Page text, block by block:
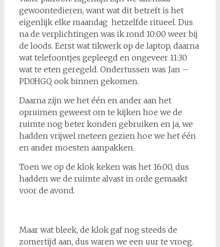
gewoontedieren, want wat dit betreft is het
eigenlijk elke maandag hetzelfde ritueel. Dus
na de verplichtingen was ik rond 10:00 weer bij
de loods. Eerst wat tikwerk op de laptop, daarna
wat telefoontjes gepleegd en ongeveer 11:30
wat te eten geregeld. Ondertussen was Jan –
PD0HGQ ook binnen gekomen.
Daarna zijn we het één en ander aan het
opruimen geweest om te kijken hoe we de
ruimte nog beter konden gebruiken en ja, we
hadden vrijwel meteen gezien hoe we het één
en ander moesten aanpakken.
Toen we op de klok keken was het 16:00, dus
hadden we de ruimte alvast in orde gemaakt
voor de avond.
Maar wat bleek, de klok gaf nog steeds de
zomertijd aan, dus waren we een uur te vroeg.